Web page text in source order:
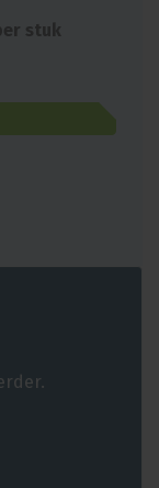
stuk